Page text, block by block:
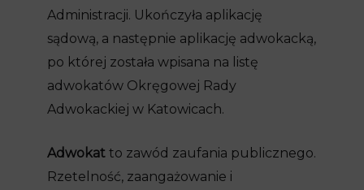
Administracji. Ukończyła aplikację
sądową, a następnie aplikację adwokacką,
po której została wpisana na listę
adwokatów Okręgowej Rady
Adwokackiej w Katowicach.
Adwokat to zawód zaufania publicznego.
Rzetelność, zaangażowanie i